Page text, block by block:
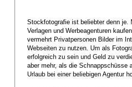
Stockfotografie ist beliebter denn je.
Verlagen und Werbeagenturen
vermehrt Privatpersonen Bilder im
Webseiten zu nutzen. Um als
erfolgreich zu sein und Geld zu
aber mehr, als die Schnappschüsse
Urlaub bei einer beliebigen Agentur